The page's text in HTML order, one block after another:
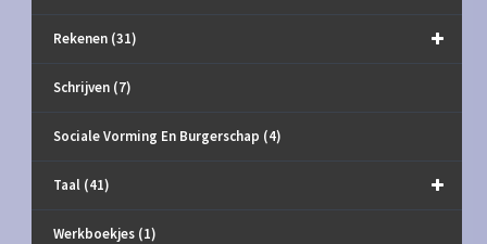
Rekenen (31)
Schrijven (7)
Sociale Vorming En Burgerschap (4)
Taal (41)
Werkboekjes (1)